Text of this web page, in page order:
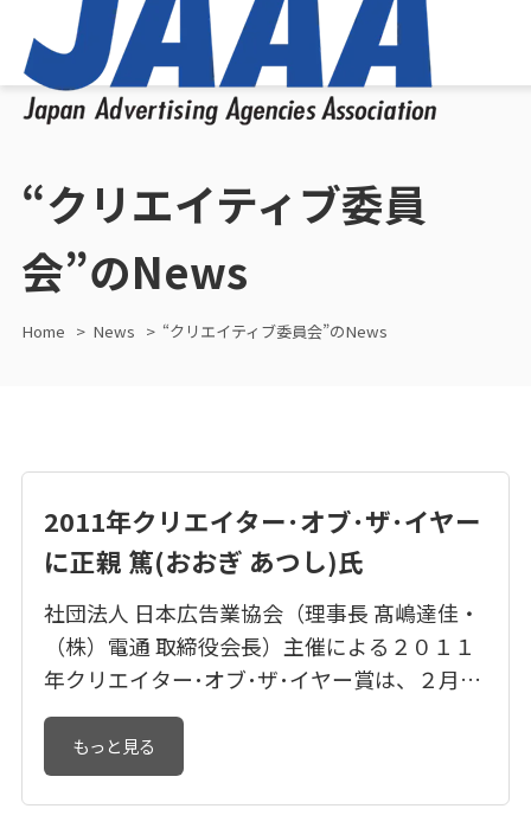
“クリエイティブ委員
会”のNews
Home News “クリエイティブ委員会”のNews
2011年クリエイター･オブ･ザ･イヤー
に正親 篤(おおぎ あつし)氏
社団法人 日本広告業協会（理事長 髙嶋達佳・
（株）電通 取締役会長）主催による２０１１
年クリエイター･オブ･ザ･イヤー賞は、２月２
２日に本協会クリエイティブ委員会による審
査会を行い、３月１４日開催の第２６３回理
事会において受賞者を承認、決定した。 同賞
は、社団法人 日本広告業協会の会員社の中で
もっと見る